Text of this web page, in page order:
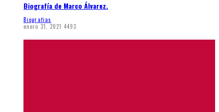
Biografía de Marco Álvarez.
Biografias
enero 31, 2021 4493